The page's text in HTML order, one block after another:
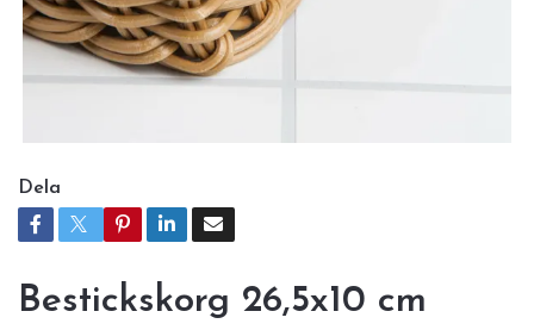
Dela
Bestickskorg 26,5x10 cm